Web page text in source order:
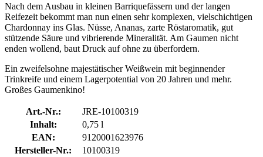
Nach dem Ausbau in kleinen Barriquefässern und der langen
Reifezeit bekommt man nun einen sehr komplexen, vielschichtigen
Chardonnay ins Glas. Nüsse, Ananas, zarte Röstaromatik, gut
stützende Säure und vibrierende Mineralität. Am Gaumen nicht
enden wollend, baut Druck auf ohne zu überfordern.
Ein zweifelsohne majestätischer Weißwein mit beginnender
Trinkreife und einem Lagerpotential von 20 Jahren und mehr.
Großes Gaumenkino!
Art.-Nr.:
JRE-10100319
Inhalt:
0,75 l
EAN:
9120001623976
Hersteller-Nr.:
10100319